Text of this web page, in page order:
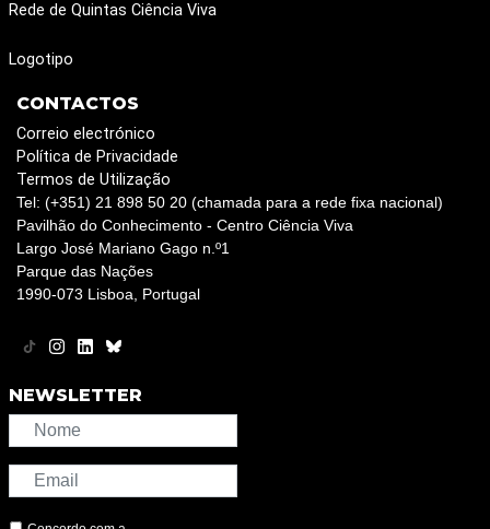
Rede de Quintas Ciência Viva
Logotipo
CONTACTOS
Correio electrónico
Política de Privacidade
Termos de Utilização
Tel: (+351) 21 898 50 20 (chamada para a rede fixa nacional)
Pavilhão do Conhecimento - Centro Ciência Viva
Largo José Mariano Gago n.º1
Parque das Nações
1990-073 Lisboa, Portugal
NEWSLETTER